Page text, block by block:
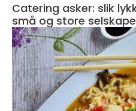
Catering asker: slik
små og store